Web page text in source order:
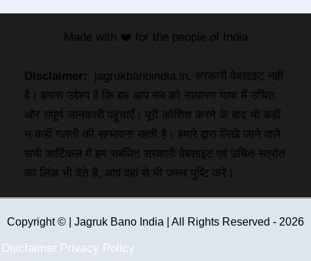
Made with ❤️ for the people of India
Disclaimer:
jagrukbanoindia.in, सरकारी वेबसाइट नहीं
है। हमारा उद्देश्य है कि हम आप सब को साधारण भाषा में उचित
और संपूर्ण जानकारी पहुंचाएँ। पूरी कोशिश करने के बाद भी कहीं
न कहीं गलती की सम्भावना रहती है। हमारे द्वारा लिखे जाने वाले
सभी आर्टिकल में हम सबंधित सरकारी वेबसाइट एवं उचित स्त्रोत
का लिंक भी देते हैं, आप वहां से भी जरूर पुष्टि करें।
Copyright © | Jagruk Bano India | All Rights Reserved - 2026
Disclaimer Privacy Policy